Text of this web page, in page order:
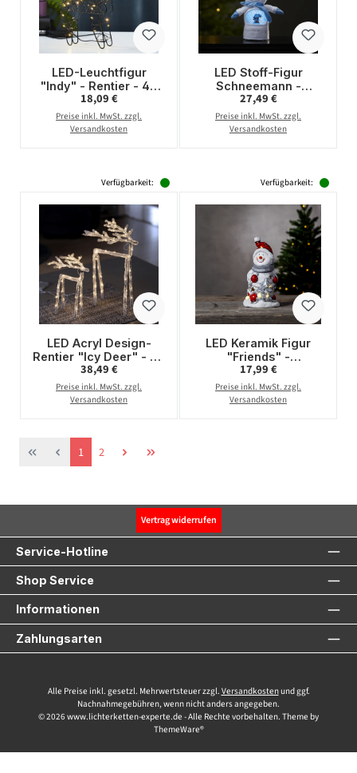
LED-Leuchtfigur
"Indy" - Rentier - 40
warmweiße LEDs - H:
29,5cm -
Batteriebetrieb - Timer
Regulärer Preis:
18,09 €
Preise inkl. MwSt. zzgl.
Versandkosten
LED Stoff-Figur
Schneemann -
Schneekugel mit
Sensor - 1 warmweiße
LED - H: 26cm -
Regulärer Preis:
27,49 €
Preise inkl. MwSt. zzgl.
Versandkosten
Verfügbarkeit:
LED Acryl Design-
Rentier "Icy Deer" - 60
warmweiße LED - H:
40cm - inkl. Trafo -
transparent
Regulärer Preis:
38,49 €
Preise inkl. MwSt. zzgl.
Versandkosten
Verfügbarkeit:
LED Keramik Figur
"Friends" -
Schneemann - 6
warmweiße LED - H:
23cm - Batteriebetrieb
Regulärer Preis:
17,99 €
Preise inkl. MwSt. zzgl.
Versandkosten
Seite
1 Seite
2
Vertrag widerrufen
Service-Hotline
Shop Service
Informationen
Zahlungsarten
Alle Preise inkl. gesetzl. Mehrwertsteuer zzgl. Versandkostenund ggf.
Nachnahmegebühren, wenn nicht anders angegeben.
© 2026 www.lichterketten-experte.de - Alle Rechte vorbehalten. Theme by
ThemeWare®